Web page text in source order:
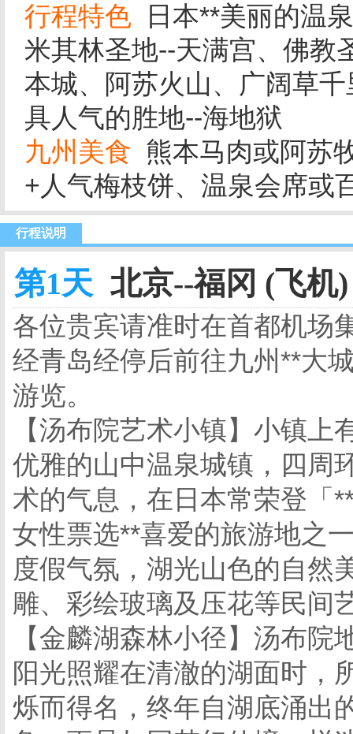
行程特色 日本**美丽的温
米其林圣地--天满宫、佛
本城、阿苏火山、广阔草
具人气的胜地--海地狱
九州美食 熊本马肉或阿苏
+人气梅枝饼、温泉会席或
行程说明
第1天 北京--福冈 (飞机)
各位贵宾请准时在首都机场
经青岛经停后前往九州**大
游览。
【汤布院艺术小镇】小镇
优雅的山中温泉城镇，四周
术的气息，在日本常荣登「
女性票选**喜爱的旅游地之
度假气氛，湖光山色的自然
雕、彩绘玻璃及压花等民间
【金麟湖森林小径】汤布
阳光照耀在清澈的湖面时，
烁而得名，终年自湖底涌出